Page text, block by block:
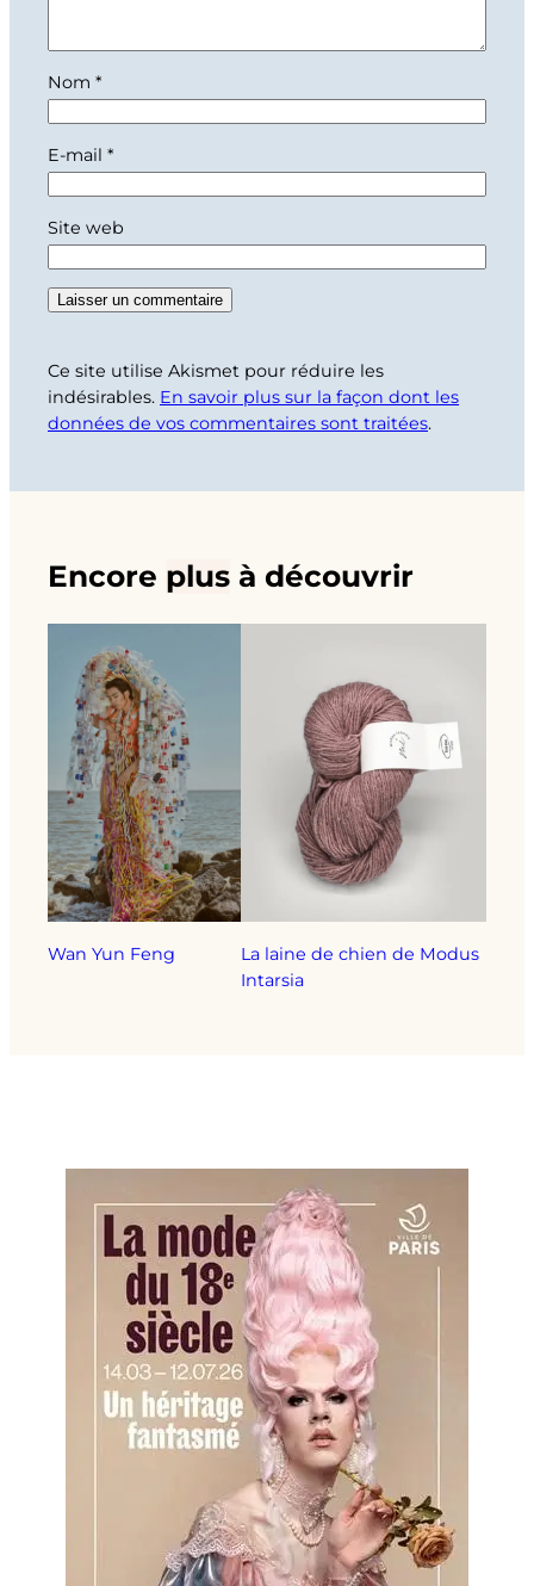
Nom *
E-mail *
Site web
Ce site utilise Akismet pour réduire les
indésirables. En savoir plus sur la façon dont les
données de vos commentaires sont traitées.
Encore plus à découvrir
Wan Yun Feng
La laine de chien de Modus
Intarsia